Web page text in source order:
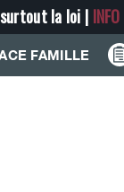
la loi | INFO
FAMILLE